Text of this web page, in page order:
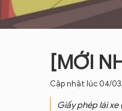
[MỚI
Cập nhật lúc 04/
Giấy phép lái